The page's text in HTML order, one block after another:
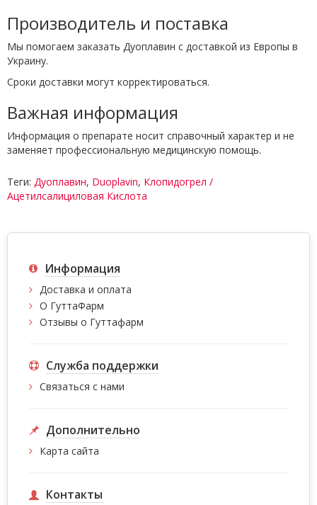
Производитель и поставка
Мы помогаем заказать Дуоплавин с доставкой из Европы в
Украину.
Сроки доставки могут корректироваться.
Важная информация
Информация о препарате носит справочный характер и не
заменяет профессиональную медицинскую помощь.
Теги: Дуоплавин, Duoplavin, Клопидогрел /
Ацетилсалициловая Кислота
Информация
Доставка и оплата
О ГуттаФарм
Отзывы о Гуттафарм
Служба поддержки
Связаться с нами
Дополнительно
Карта сайта
Контакты